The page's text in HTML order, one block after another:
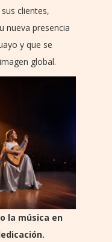
clientes,
nueva presencia
y que se
global.
la música en